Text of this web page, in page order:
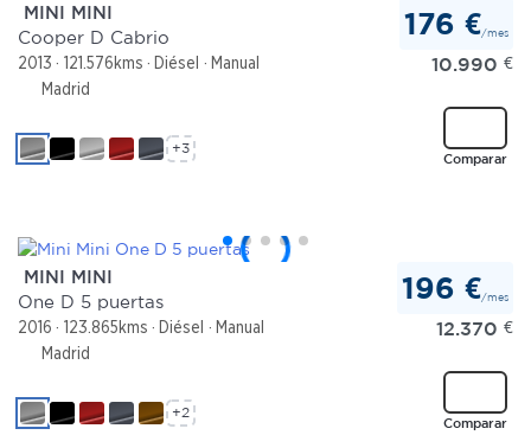
MINI MINI
Cooper D Cabrio
2013 121.576kms Diésel
Manual
Madrid
176 €/mes
10.990 €
Comparar
+3
MINI MINI
One D 5 puertas
2016 123.865kms Diésel
Manual
Madrid
196 €/mes
12.370 €
Comparar
+2